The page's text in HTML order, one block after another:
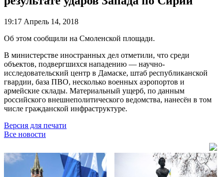
19:17 Апрель 14, 2018
Об этом сообщили на Смоленской площади.
В министерстве иностранных дел отметили, что среди
объектов, подвергшихся нападению — научно-
исследовательский центр в Дамаске, штаб республиканской
гвардии, база ПВО, несколько военных аэропортов и
армейские склады. Материальный ущерб, по данным
российского внешнеполитического ведомства, нанесён в том
числе гражданской инфраструктуре.
Версия для печати
Все новости